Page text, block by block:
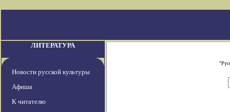
ЛИТЕРАТУРА
Новости русской культуры
Афиша
К читателю